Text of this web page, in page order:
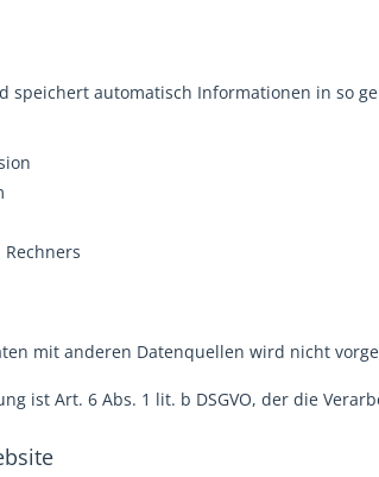
speichert automatisch Informationen in so
mit anderen Datenquellen wird nicht
ist Art. 6 Abs. 1 lit. b DSGVO, der die